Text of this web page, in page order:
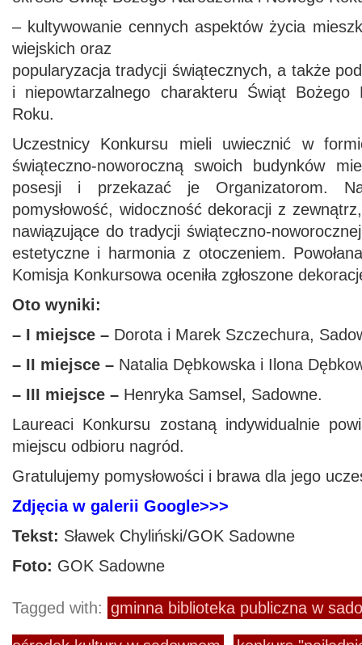
– kultywowanie cennych aspektów życia
wiejskich oraz
popularyzacja tradycji świątecznych, a także
i niepowtarzalnego charakteru Świąt Bożego
Roku.
Uczestnicy Konkursu
mieli uwiecznić w
świąteczno-noworoczną swoich budynków
posesji i przekazać je Organizatorom.
pomysłowość, widoczność dekoracji z
nawiązujące do tradycji świąteczno-
estetyczne i harmonia z otoczeniem.
Komisja Konkursowa oceniła zgłoszone
Oto wyniki:
– I miejsce – Dorota i Marek Szczechura,
– II miejsce – Natalia Dębkowska i Ilona
– III miejsce – Henryka Samsel, Sadowne.
Laureaci Konkursu zostaną indywidualnie
miejscu odbioru nagród.
Gratulujemy pomysłowości i brawa dla jego
Zdjęcia w galerii Google>>>
Tekst: Sławek Chyliński/GOK Sadowne
Foto: GOK Sadowne
Tagged with: gminna biblioteka publiczna w